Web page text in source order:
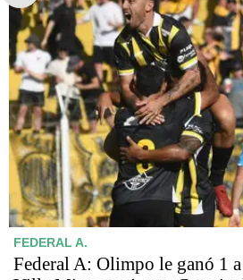
FEDERAL A.
Federal A: Olimpo le ganó 1